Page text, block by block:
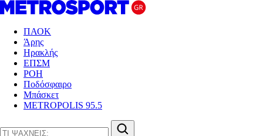
ΠΑΟΚ
Άρης
Ηρακλής
ΕΠΣΜ
ΡΟΗ
Ποδόσφαιρο
Μπάσκετ
METROPOLIS 95.5